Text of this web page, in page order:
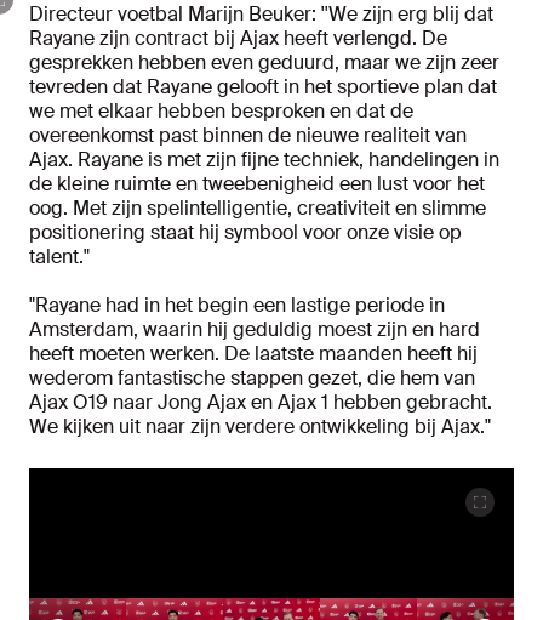
Directeur voetbal Marijn Beuker: ''We zijn erg blij dat
Rayane zijn contract bij Ajax heeft verlengd. De
gesprekken hebben even geduurd, maar we zijn zeer
tevreden dat Rayane gelooft in het sportieve plan dat
we met elkaar hebben besproken en dat de
overeenkomst past binnen de nieuwe realiteit van
Ajax. Rayane is met zijn fijne techniek, handelingen in
de kleine ruimte en tweebenigheid een lust voor het
oog. Met zijn spelintelligentie, creativiteit en slimme
positionering staat hij symbool voor onze visie op
talent."
"Rayane had in het begin een lastige periode in
Amsterdam, waarin hij geduldig moest zijn en hard
heeft moeten werken. De laatste maanden heeft hij
wederom fantastische stappen gezet, die hem van
Ajax O19 naar Jong Ajax en Ajax 1 hebben gebracht.
We kijken uit naar zijn verdere ontwikkeling bij Ajax."